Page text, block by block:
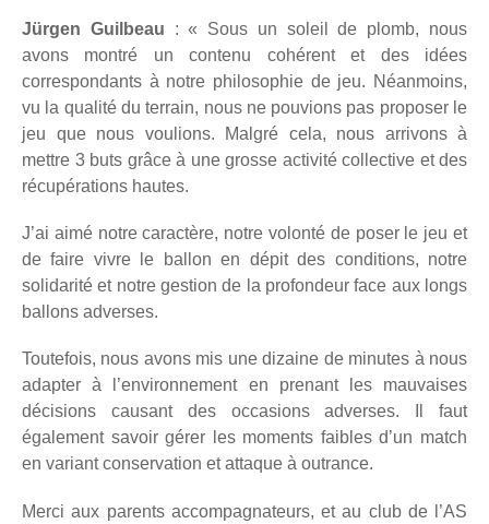
Jürgen Guilbeau : « Sous un soleil de plomb, nous
avons montré un contenu cohérent et des idées
correspondants à notre philosophie de jeu. Néanmoins,
vu la qualité du terrain, nous ne pouvions pas proposer le
jeu que nous voulions. Malgré cela, nous arrivons à
mettre 3 buts grâce à une grosse activité collective et des
récupérations hautes.
J’ai aimé notre caractère, notre volonté de poser le jeu et
de faire vivre le ballon en dépit des conditions, notre
solidarité et notre gestion de la profondeur face aux longs
ballons adverses.
Toutefois, nous avons mis une dizaine de minutes à nous
adapter à l’environnement en prenant les mauvaises
décisions causant des occasions adverses. Il faut
également savoir gérer les moments faibles d’un match
en variant conservation et attaque à outrance.
Merci aux parents accompagnateurs, et au club de l’AS